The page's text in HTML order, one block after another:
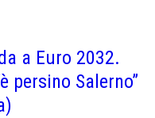
a Euro 2032.
persino Salerno”